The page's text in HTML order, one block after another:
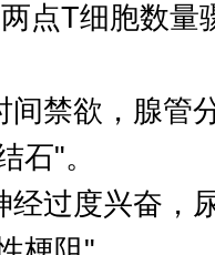
点T细胞数量
间禁欲，腺管
石"。
经过度兴奋，